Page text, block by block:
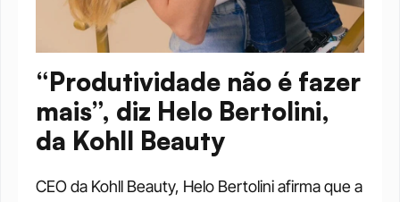
“Produtividade não é fazer
mais”, diz Helo Bertolini,
da Kohll Beauty
CEO da Kohll Beauty, Helo Bertolini afirma que a